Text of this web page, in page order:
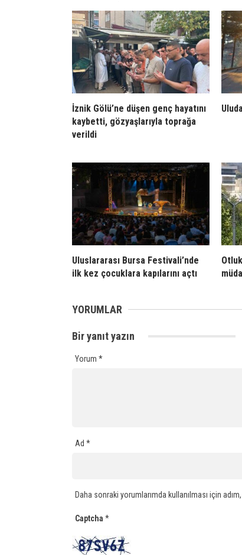
İznik Gölü’ne düşen genç hayatını
kaybetti, gözyaşlarıyla toprağa
verildi
Uluslararası Bursa Festivali’nde
ilk kez çocuklara kapılarını açtı
YORUMLAR
Bir yanıt yazın
Yorum *
Ad *
Daha sonraki yorumlarımda kullanılması için
Captcha *